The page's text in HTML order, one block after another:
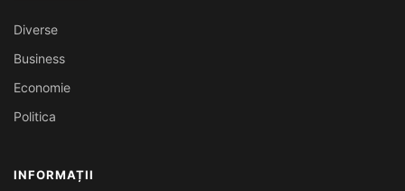
Diverse
Business
Economie
Politica
INFORMAȚII